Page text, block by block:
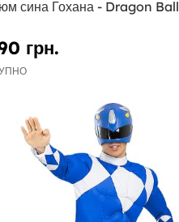
сина Гохана - Dragon Ball
грн.